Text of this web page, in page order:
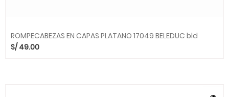
ROMPECABEZAS EN CAPAS PLATANO 17049 BELEDUC bld
S/ 49.00